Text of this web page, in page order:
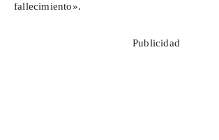
fallecimiento».
Publicidad